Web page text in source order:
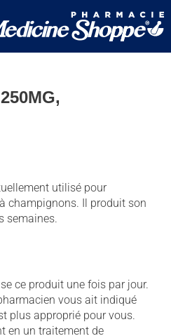
utilisé pour
champignons. Il produit son
semaines.
ce produit une fois par jour.
vous ait indiqué
plus approprié pour vous.
en un traitement de